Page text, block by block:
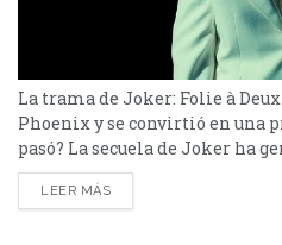
La trama de Joker: Folie à
Phoenix y se convirtió en una
pasó? La secuela de Joker ha
trama como por su peculiar
icónico intérprete del
LEER MÁS